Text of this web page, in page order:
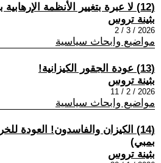
(12) لا عبرة بتغيير الأنظمة الإرهابية بقوانيين الغابة!
بثينة تروس
2026 / 3 / 2
مواضيع وابحاث سياسية
(13) عودة الجقور الكيزانية!
بثينة تروس
2026 / 2 / 11
مواضيع وابحاث سياسية
(14) الكيزان والفاسدون! العودة
بمبي)
بثينة تروس